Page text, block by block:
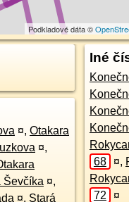
Podkladové dáta ©
¤, Otakara
¤,
Ševčíka ¤,
¤, Stará
Iné
68
¤,
72
¤